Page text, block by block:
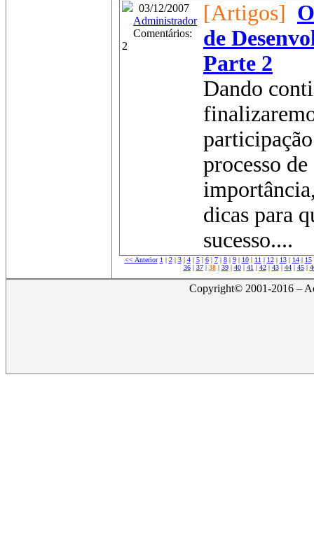
03/12/2007
Administrador
Comentários:
2
[Artigos]
de
Parte 2
Dando
processo
dicas para
sucesso....
<< Anterior 1 | 2| 3| 4| 5| 6| 7| 8| 9| 10| 11 | 12| 13| 14| 15
36| 37| 38| 39| 40| 41 | 42| 43| 44| 45|
Copyright© 2001-2016 –